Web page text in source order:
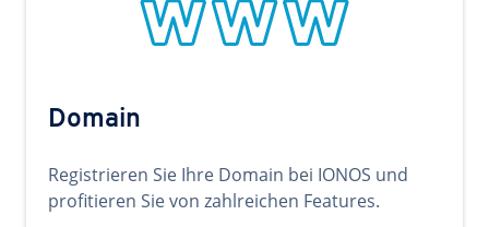
Domain
Registrieren Sie Ihre Domain bei IONOS und
profitieren Sie von zahlreichen Features.